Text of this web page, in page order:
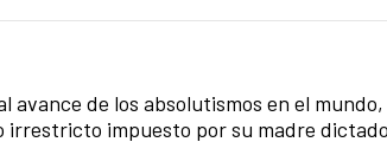
avance de los absolutismos en el
irrestricto impuesto por su madre